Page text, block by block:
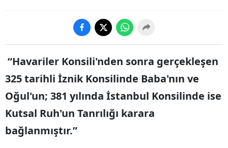
“Havariler Konsili'nden sonra gerçekleşen
325 tarihli İznik Konsilinde Baba'nın ve
Oğul'un; 381 yılında İstanbul Konsilinde ise
Kutsal Ruh'un Tanrılığı karara
bağlanmıştır.”